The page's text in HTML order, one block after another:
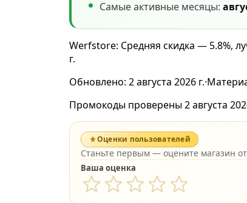
Самые активные месяцы:
Werfstore: Средняя скидка — 5.8%,
г.
Обновлено: 2 августа 2026 г.·
Промокоды проверены 2 августа
Оценки пользователей
Станьте первым — оцените магазин от
Ваша оценка